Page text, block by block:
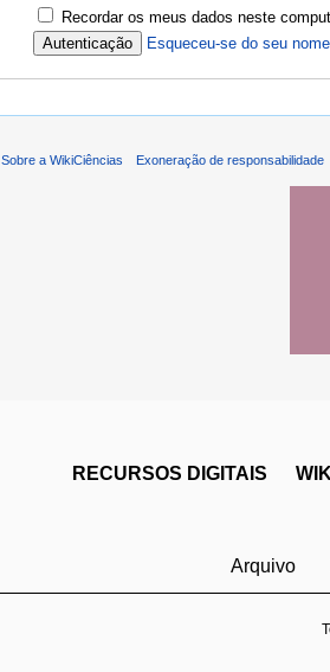
Recordar os meus dados neste
Esqueceu-se do seu
Sobre a WikiCiências Exoneração de responsabilidade
RECURSOS DIGITAIS
Arquivo